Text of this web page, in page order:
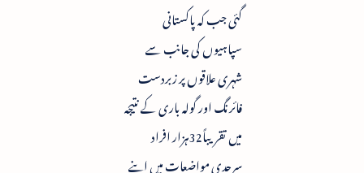
گئی جب کہ پاکستانی
سپاہیوں کی جانب سے
شہری علاقوں پر زبردست
فائرنگ اور گولہ باری کے نتیجہ
میں تقریباً32ہزار افراد
سرحدی مواضعات میں اپنے